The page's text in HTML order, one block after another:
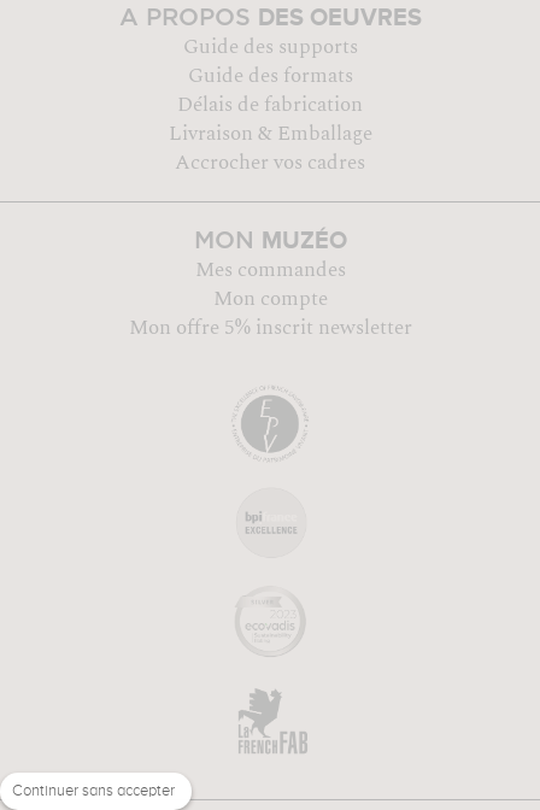
A PROPOS DES OEUVRES
Guide des supports
Guide des formats
Délais de fabrication
Livraison & Emballage
Accrocher vos cadres
MON MUZÉO
Mes commandes
Mon compte
Mon offre 5% inscrit newsletter
Continuer sans accepter